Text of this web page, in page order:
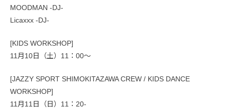
MOODMAN -DJ-
Licaxxx -DJ-
[KIDS WORKSHOP]
11月10日（土）11：00〜
[JAZZY SPORT SHIMOKITAZAWA CREW / KIDS DANCE
WORKSHOP]
11月11日（日）11：20-